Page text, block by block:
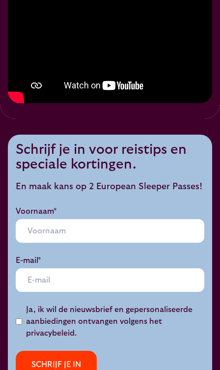
Schrijf je in voor reistips en
speciale kortingen.
En maak kans op 2 European Sleeper Passes!
Voornaam*
E-mail*
Ja, ik wil de nieuwsbrief en gepersonaliseerde
aanbiedingen ontvangen volgens het
privacybeleid .
SCHRIJF JE IN